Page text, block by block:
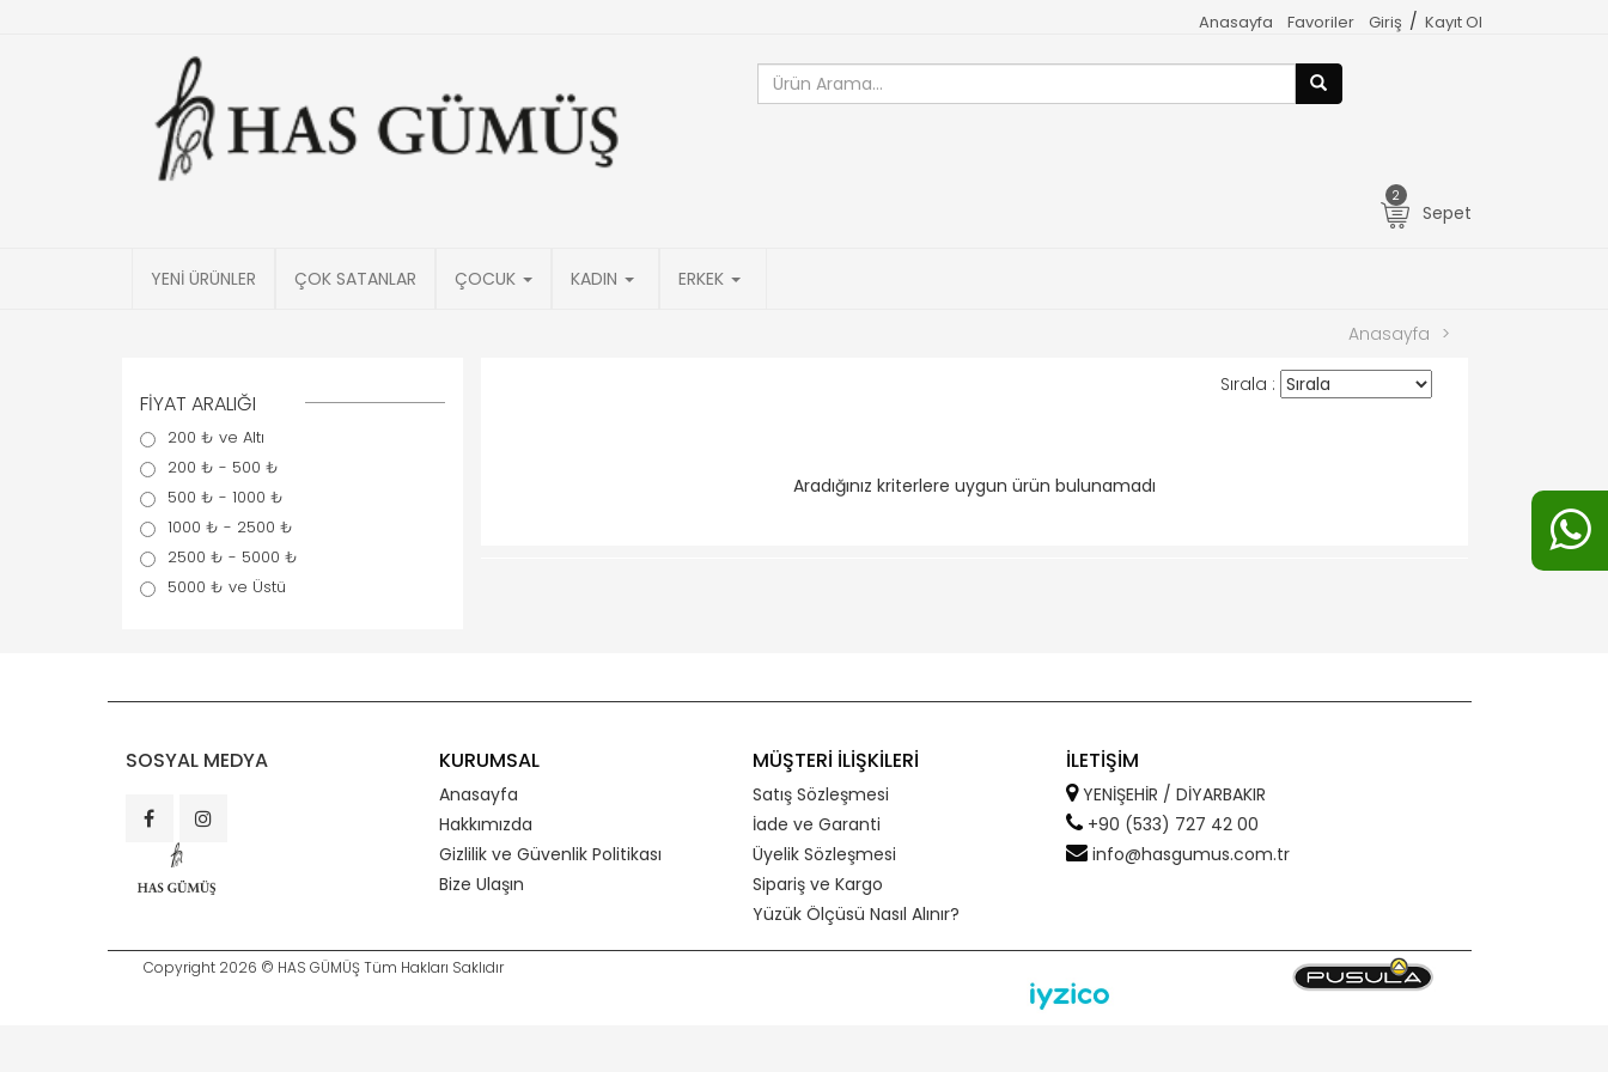
Giriş / Kayıt Ol
Favoriler
Anasayfa
2
Sepet
YENİ ÜRÜNLER ÇOK SATANLAR ÇOCUK KADIN ERKEK
Anasayfa >
FİYAT ARALIĞI
200 ₺ ve Altı
200 ₺ - 500 ₺
500 ₺ - 1000 ₺
1000 ₺ - 2500 ₺
2500 ₺ - 5000 ₺
5000 ₺ ve Üstü
Sırala :
Aradığınız kriterlere uygun ürün bulunamadı
SOSYAL MEDYA KURUMSAL
Anasayfa
Hakkımızda
Gizlilik ve Güvenlik Politikası
Bize Ulaşın
MÜŞTERİ İLİŞKİLERİ
Satış Sözleşmesi
İade ve Garanti
Üyelik Sözleşmesi
Sipariş ve Kargo
Yüzük Ölçüsü Nasıl Alınır?
İLETİŞİM
YENİŞEHİR / DİYARBAKIR
+90 (533) 727 42 00
info@hasgumus.com.tr
Copyright 2026 © HAS GÜMÜŞ Tüm Hakları Saklıdır